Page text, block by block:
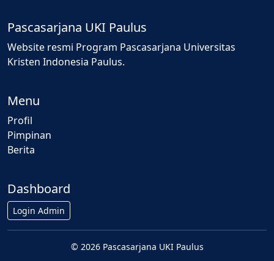
Pascasarjana UKI Paulus
Website resmi Program Pascasarjana Universitas
Kristen Indonesia Paulus.
Menu
Profil
Pimpinan
Berita
Dashboard
Login Admin
© 2026 Pascasarjana UKI Paulus